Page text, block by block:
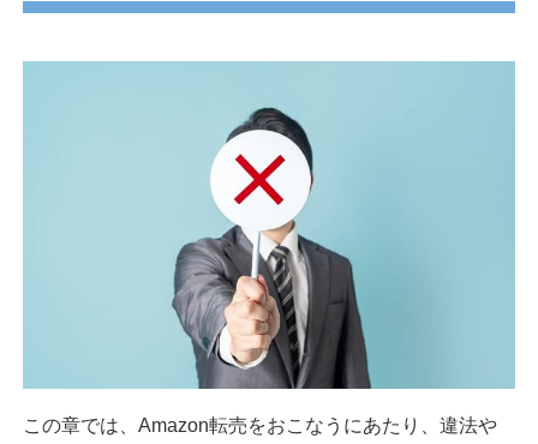
この章では、Amazon転売をおこなうにあたり、違法や